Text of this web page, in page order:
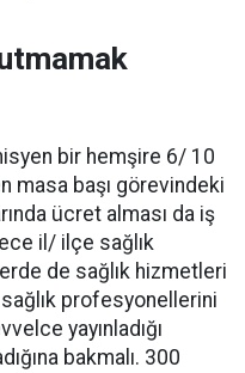
bir hemşire 6/ 10
masa başı görevindeki
ücret alması da iş
il/ ilçe sağlık
de sağlık hizmetleri
profesyonellerini
yayınladığı
bakmalı. 300